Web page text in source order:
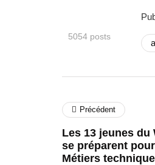
5054 posts
Précédent
Les 13 jeunes
se préparent
Métiers